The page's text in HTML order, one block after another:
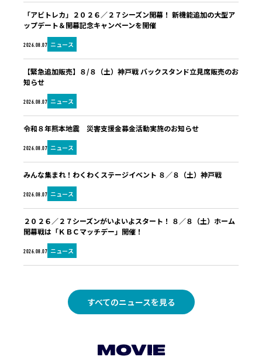
2026.08.07 ニュース
「アビトレカ」２０２６／２７シーズン開幕！ 新機能追加の大型ア
ップデート＆開幕記念キャンペーンを開催
2026.08.07 ニュース
【緊急追加販売】８/８（土）神戸戦 バックスタンド立見席販売のお
知らせ
2026.08.07 ニュース
令和８年熊本地震 災害支援金募金活動実施のお知らせ
2026.08.07 ニュース
みんな集まれ！わくわくステージイベント ８／８（土）神戸戦
2026.08.07 ニュース
２０２６／２７シーズンがいよいよスタート！ ８／８（土）ホーム
開幕戦は「ＫＢＣマッチデー」開催！
すべてのニュースを見る
MOVIE